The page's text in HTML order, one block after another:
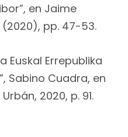
en Jaime
pp. 47-53.
Euskal Errepublika
Sabino Cuadra, en
2020, p. 91.